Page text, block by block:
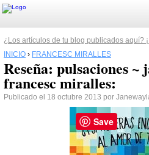
¿Los artículos de tu blog publicados aquí?
INICIO › FRANCESC MIRALLES
Reseña: pulsaciones
francesc miralles:
Publicado el 18 octubre 2013 por
Save